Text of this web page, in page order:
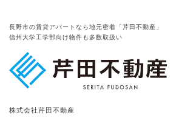
長野市の賃貸アパートなら地元密着「芹田不動産」
信州大学工学部向け物件も多数取扱い
株式会社芹田不動産